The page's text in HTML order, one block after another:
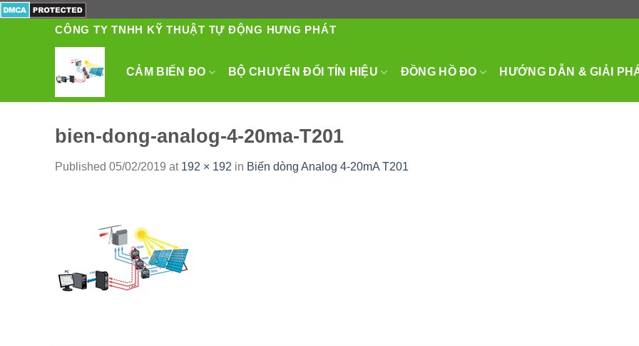
to
CÔNG TY TNHH KỸ THUẬT TỰ ĐỘNG HƯNG PHÁT
CẢM BIẾN ĐO BỘ CHUYỂN ĐỔI TÍN HIỆU ĐỒNG HỒ ĐO HƯỚNG DẪN & GIẢI
bien-dong-analog-4-20ma-T201
Published 05/02/2019 at 192 × 192 in Biến dòng Analog 4-20mA T201